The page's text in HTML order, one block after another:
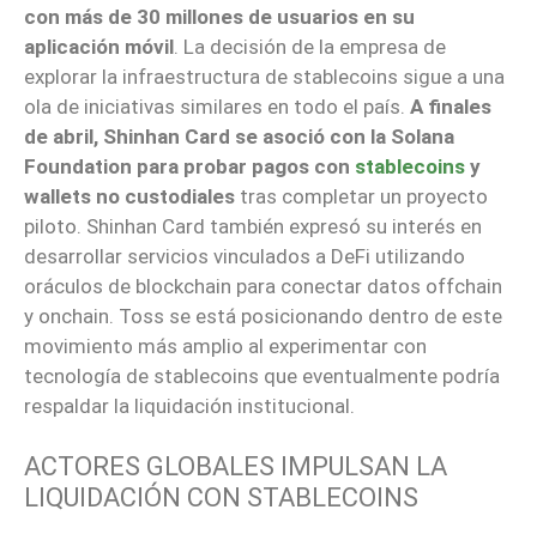
con más de 30 millones de usuarios en su
aplicación móvil . La decisión de la empresa de
explorar la infraestructura de stablecoins sigue a una
ola de iniciativas similares en todo el país. A finales
de abril, Shinhan Card se asoció con la Solana
Foundation para probar pagos con stablecoins y
wallets no custodiales tras completar un proyecto
piloto. Shinhan Card también expresó su interés en
desarrollar servicios vinculados a DeFi utilizando
oráculos de blockchain para conectar datos offchain
y onchain. Toss se está posicionando dentro de este
movimiento más amplio al experimentar con
tecnología de stablecoins que eventualmente podría
respaldar la liquidación institucional.
ACTORES GLOBALES IMPULSAN LA
LIQUIDACIÓN CON STABLECOINS